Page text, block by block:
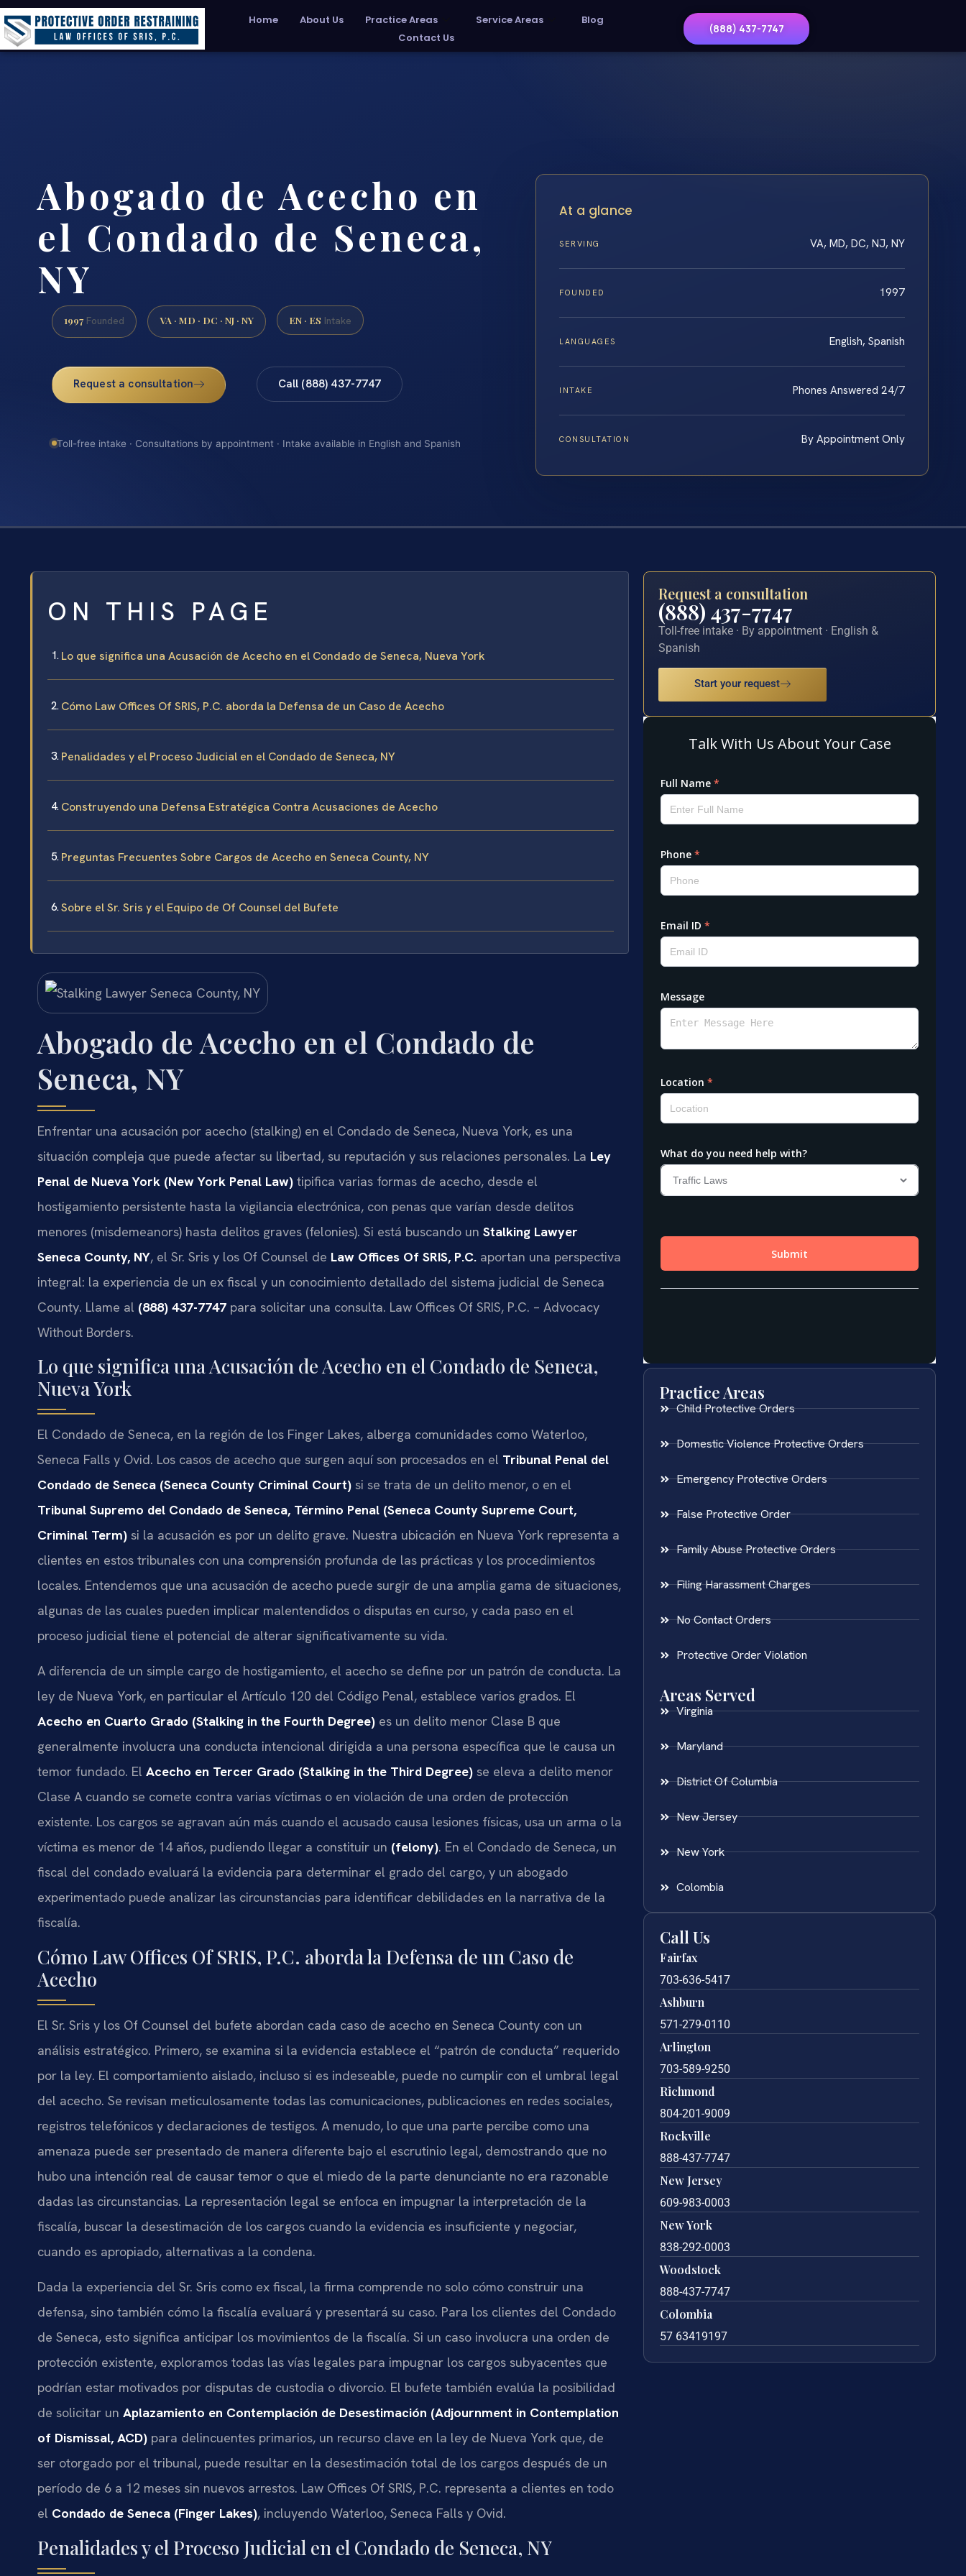
Home About Us Practice Areas Service Areas
Blog
Contact Us
(888) 437-7747
Abogado de Acecho en
el Condado de Seneca,
NY
1997 Founded VA · MD · DC · NJ · NY EN · ES Intake
Request a consultation Call (888) 437-7747
Toll-free intake · Consultations by appointment · Intake available in English and Spanish
At a glance
SERVING VA, MD, DC, NJ, NY
FOUNDED 1997
LANGUAGES English, Spanish
INTAKE Phones Answered 24/7
CONSULTATION By Appointment Only
ON THIS PAGE
Lo que significa una Acusación de Acecho en el Condado de Seneca, Nueva York
Cómo Law Offices Of SRIS, P.C. aborda la Defensa de un Caso de Acecho
Penalidades y el Proceso Judicial en el Condado de Seneca, NY
Construyendo una Defensa Estratégica Contra Acusaciones de Acecho
Preguntas Frecuentes Sobre Cargos de Acecho en Seneca County, NY
Sobre el Sr. Sris y el Equipo de Of Counsel del Bufete
Abogado de Acecho en el Condado de
Seneca, NY
Enfrentar una acusación por acecho (stalking) en el Condado de Seneca, Nueva York, es una
situación compleja que puede afectar su libertad, su reputación y sus relaciones personales. La Ley
Penal de Nueva York (New York Penal Law) tipifica varias formas de acecho, desde el
hostigamiento persistente hasta la vigilancia electrónica, con penas que varían desde delitos
menores (misdemeanors) hasta delitos graves (felonies). Si está buscando un Stalking Lawyer
Seneca County, NY, el Sr. Sris y los Of Counsel de Law Offices Of SRIS, P.C. aportan una perspectiva
integral: la experiencia de un ex fiscal y un conocimiento detallado del sistema judicial de Seneca
County. Llame al (888) 437-7747 para solicitar una consulta. Law Offices Of SRIS, P.C. – Advocacy
Without Borders.
Lo que significa una Acusación de Acecho en el Condado de Seneca,
Nueva York
El Condado de Seneca, en la región de los Finger Lakes, alberga comunidades como Waterloo,
Seneca Falls y Ovid. Los casos de acecho que surgen aquí son procesados en el Tribunal Penal del
Condado de Seneca (Seneca County Criminal Court) si se trata de un delito menor, o en el
Tribunal Supremo del Condado de Seneca, Término Penal (Seneca County Supreme Court,
Criminal Term) si la acusación es por un delito grave. Nuestra ubicación en Nueva York representa a
clientes en estos tribunales con una comprensión profunda de las prácticas y los procedimientos
locales. Entendemos que una acusación de acecho puede surgir de una amplia gama de situaciones,
algunas de las cuales pueden implicar malentendidos o disputas en curso, y cada paso en el
proceso judicial tiene el potencial de alterar significativamente su vida.
A diferencia de un simple cargo de hostigamiento, el acecho se define por un patrón de conducta. La
ley de Nueva York, en particular el Artículo 120 del Código Penal, establece varios grados. El
Acecho en Cuarto Grado (Stalking in the Fourth Degree) es un delito menor Clase B que
generalmente involucra una conducta intencional dirigida a una persona específica que le causa un
temor fundado. El Acecho en Tercer Grado (Stalking in the Third Degree) se eleva a delito menor
Clase A cuando se comete contra varias víctimas o en violación de una orden de protección
existente. Los cargos se agravan aún más cuando el acusado causa lesiones físicas, usa un arma o la
víctima es menor de 14 años, pudiendo llegar a constituir un (felony). En el Condado de Seneca, un
fiscal del condado evaluará la evidencia para determinar el grado del cargo, y un abogado
experimentado puede analizar las circunstancias para identificar debilidades en la narrativa de la
fiscalía.
Cómo Law Offices Of SRIS, P.C. aborda la Defensa de un Caso de
Acecho
El Sr. Sris y los Of Counsel del bufete abordan cada caso de acecho en Seneca County con un
análisis estratégico. Primero, se examina si la evidencia establece el “patrón de conducta” requerido
por la ley. El comportamiento aislado, incluso si es indeseable, puede no cumplir con el umbral legal
del acecho. Se revisan meticulosamente todas las comunicaciones, publicaciones en redes sociales,
registros telefónicos y declaraciones de testigos. A menudo, lo que una parte percibe como una
amenaza puede ser presentado de manera diferente bajo el escrutinio legal, demostrando que no
hubo una intención real de causar temor o que el miedo de la parte denunciante no era razonable
dadas las circunstancias. La representación legal se enfoca en impugnar la interpretación de la
fiscalía, buscar la desestimación de los cargos cuando la evidencia es insuficiente y negociar,
cuando es apropiado, alternativas a la condena.
Dada la experiencia del Sr. Sris como ex fiscal, la firma comprende no solo cómo construir una
defensa, sino también cómo la fiscalía evaluará y presentará su caso. Para los clientes del Condado
de Seneca, esto significa anticipar los movimientos de la fiscalía. Si un caso involucra una orden de
protección existente, exploramos todas las vías legales para impugnar los cargos subyacentes que
podrían estar motivados por disputas de custodia o divorcio. El bufete también evalúa la posibilidad
de solicitar un Aplazamiento en Contemplación de Desestimación (Adjournment in Contemplation
of Dismissal, ACD) para delincuentes primarios, un recurso clave en la ley de Nueva York que, de
ser otorgado por el tribunal, puede resultar en la desestimación total de los cargos después de un
período de 6 a 12 meses sin nuevos arrestos. Law Offices Of SRIS, P.C. representa a clientes en todo
el Condado de Seneca (Finger Lakes), incluyendo Waterloo, Seneca Falls y Ovid.
Penalidades y el Proceso Judicial en el Condado de Seneca, NY
Request a consultation
(888) 437-7747
Toll-free intake · By appointment · English &
Spanish
Start your request
Practice Areas
Child Protective Orders
Domestic Violence Protective Orders
Emergency Protective Orders
False Protective Order
Family Abuse Protective Orders
Filing Harassment Charges
No Contact Orders
Protective Order Violation
Areas Served
Virginia
Maryland
District Of Columbia
New Jersey
New York
Colombia
Call Us
Fairfax
703-636-5417
Ashburn
571-279-0110
Arlington
703-589-9250
Richmond
804-201-9009
Rockville
888-437-7747
New Jersey
609-983-0003
New York
838-292-0003
Woodstock
888-437-7747
Colombia
57 63419197